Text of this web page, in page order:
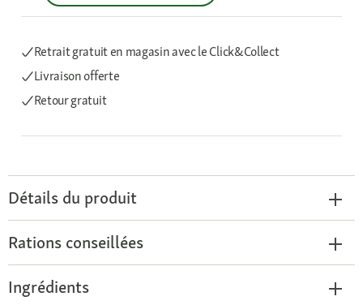
Retrait gratuit en magasin avec le Click&Collect
Livraison offerte
Retour gratuit
Détails du produit
Rations conseillées
Ingrédients